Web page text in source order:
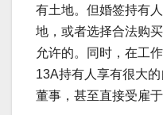
有土地。但婚签持有
地，或者选择合法购
允许的。同时，在工
13A持有人享有很大
董事，甚至直接受雇于